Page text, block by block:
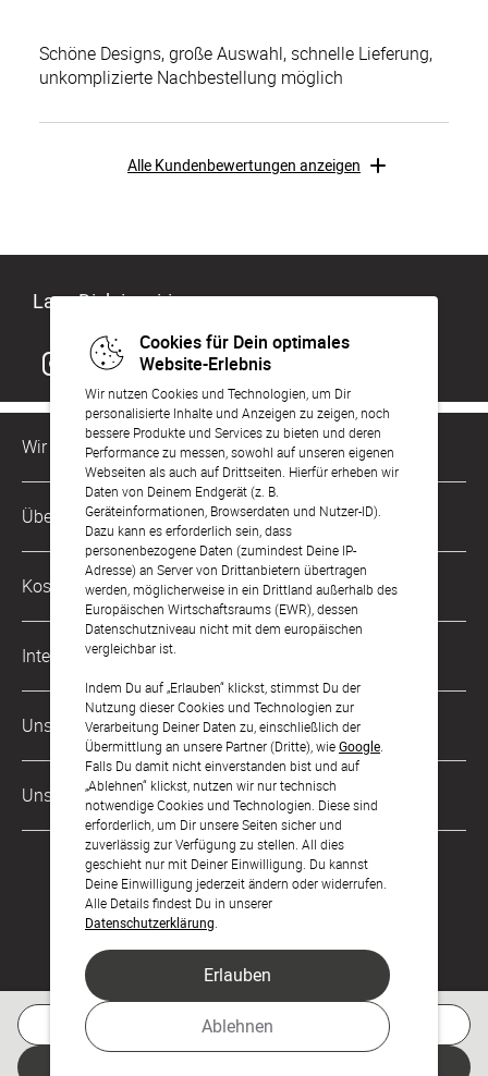
Cookies für Dein optimales
Website-Erlebnis
Wir nutzen Cookies und Technologien, um Dir
personalisierte Inhalte und Anzeigen zu zeigen, noch
bessere Produkte und Services zu bieten und deren
Performance zu messen, sowohl auf unseren eigenen
Webseiten als auch auf Drittseiten. Hierfür erheben wir
Daten von Deinem Endgerät (z. B.
Geräteinformationen, Browserdaten und Nutzer-ID).
Dazu kann es erforderlich sein, dass
personenbezogene Daten (zumindest Deine IP-
Adresse) an Server von Drittanbietern übertragen
werden, möglicherweise in ein Drittland außerhalb des
Europäischen Wirtschaftsraums (EWR), dessen
Datenschutzniveau nicht mit dem europäischen
vergleichbar ist.
Indem Du auf „Erlauben“ klickst, stimmst Du der
Nutzung dieser Cookies und Technologien zur
Verarbeitung Deiner Daten zu, einschließlich der
Übermittlung an unsere Partner (Dritte), wieGoogle
Falls Du damit nicht einverstanden bist und auf
„Ablehnen“ klickst, nutzen wir nur technisch
notwendige Cookies und Technologien. Diese sind
erforderlich, um Dir unsere Seiten sicher und
zuverlässig zur Verfügung zu stellen. All dies
geschieht nur mit Deiner Einwilligung. Du kannst
Deine Einwilligung jederzeit ändern oder widerrufen.
Alle Details findest Du in unserer
Datenschutzerklärung
Ablehnen
Erlauben
Kostenlose Musterkarte
Schöne Designs, große Auswahl, schnelle Lieferung,
unkomplizierte Nachbestellung möglich
Alle Kundenbewertungen anzeigen
Lass Dich inspirieren
Wir sind für Dich da
Kundenservice-Hotline
0049 221 956 725 10
Mo. - Fr. von 9 bis 17 Uhr
kontakt@sendmoments.ch
Über Uns
Philosophie
Karriere
Impressum
AGB & Widerrufsrecht
Zahlung & Versand
Datenschutz
LLM's
Kostenlose Services
Musterkarten
Digitale Fotoalben
Digitale Gästelisten
FAQ & Hilfe
International
Deutschland
Österreich
Frankreich
Unsere Zahlungsarten
Unsere Partner
Feier den Moment.